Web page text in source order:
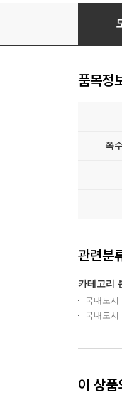
공여사
품목정
쪽
관련분
카테고리
국내도서
국내도서
이 상품